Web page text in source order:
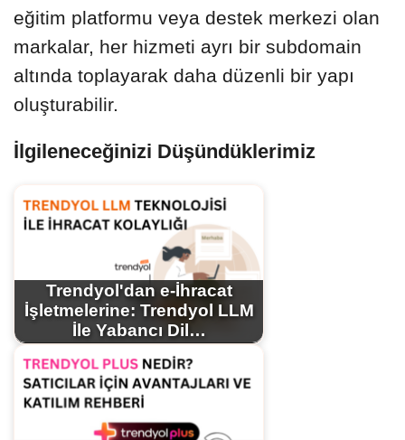
eğitim platformu veya destek merkezi olan
markalar, her hizmeti ayrı bir subdomain
altında toplayarak daha düzenli bir yapı
oluşturabilir.
İlgileneceğinizi Düşündüklerimiz
Trendyol'dan e-İhracat
İşletmelerine: Trendyol LLM
İle Yabancı Dil…